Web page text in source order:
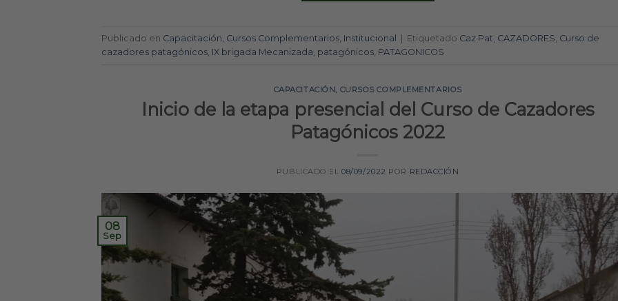
Publicado en Capacitación Cursos Complementarios Institucional | Etiquetado Caz Pat CAZADORES Curso de
cazadores patagónicos IX brigada Mecanizada patagónicos PATAGONICOS
CAPACITACIÓN, CURSOS COMPLEMENTARIOS
Inicio de la etapa presencial del Curso de Cazadores
Patagónicos 2022
PUBLICADO EL08/09/2022 POR REDACCIÓN
08
Sep